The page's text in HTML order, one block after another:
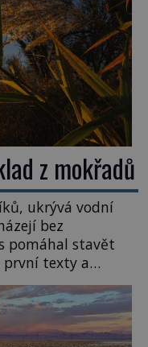
z mokřadů
ukrývá vodní
bez
pomáhal stavět
texty a
ale
už tisíce let.
obyčejnou kulisu
podívat […]